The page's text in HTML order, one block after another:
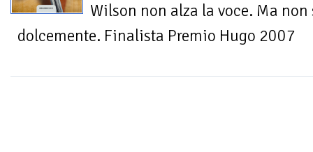
Wilson non alza la voce. Ma
dolcemente. Finalista Premio Hugo 2007